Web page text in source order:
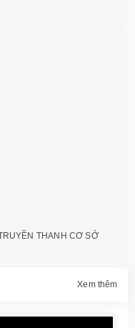
THANH CƠ SỞ
Xem thêm